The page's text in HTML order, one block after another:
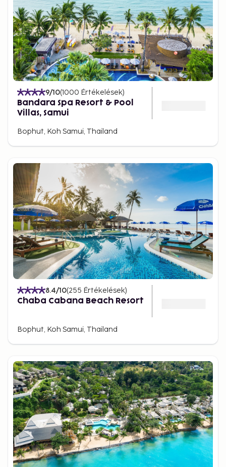
9/10(1000 Értékelések)
Bandara Spa Resort & Pool
Villas, Samui
Bophut, Koh Samui, Thailand
8.4/10(255 Értékelések)
Chaba Cabana Beach Resort
Bophut, Koh Samui, Thailand